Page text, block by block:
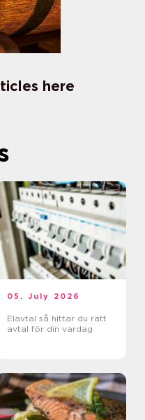
here
05. July 2026
Elavtal så hittar du rätt
avtal för din vardag